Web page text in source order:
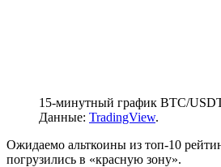
15-минутный график BTC/
Данные: TradingView.
Ожидаемо альткоины из топ-10
погрузились в «красную зону».